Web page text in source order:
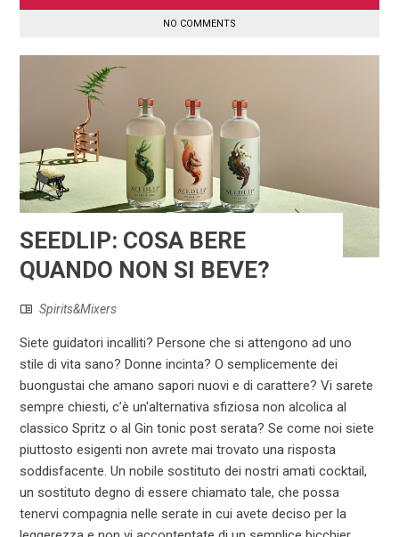
NO COMMENTS
SEEDLIP: COSA BERE
QUANDO NON SI BEVE?
Spirits&Mixers
Siete guidatori incalliti? Persone che si attengono ad uno
stile di vita sano? Donne incinta? O semplicemente dei
buongustai che amano sapori nuovi e di carattere? Vi sarete
sempre chiesti, c’è un'alternativa sfiziosa non alcolica al
classico Spritz o al Gin tonic post serata? Se come noi siete
piuttosto esigenti non avrete mai trovato una risposta
soddisfacente. Un nobile sostituto dei nostri amati cocktail,
un sostituto degno di essere chiamato tale, che possa
tenervi compagnia nelle serate in cui avete deciso per la